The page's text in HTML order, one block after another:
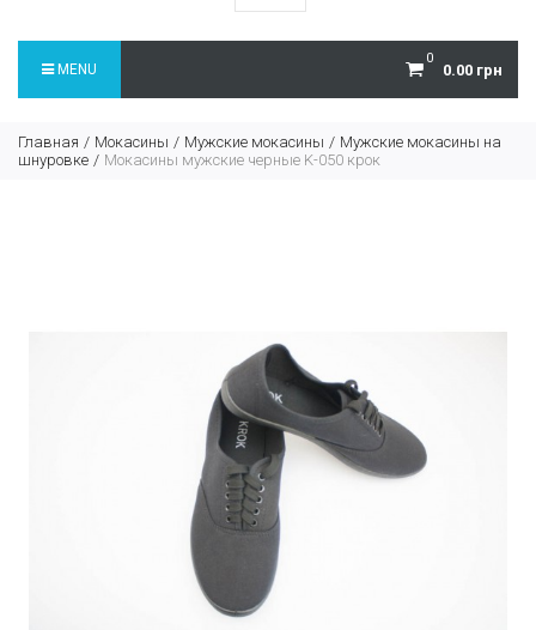
0
0.00 грн
MENU
Главная Мокасины Мужские мокасины
Мужские мокасины на
шнуровке
Мокасины мужские черные K-050 крок